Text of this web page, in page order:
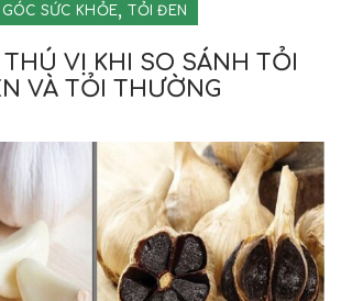
GÓC SỨC KHỎE, TỎI ĐEN
VỊ KHI SO SÁNH TỎI
VÀ TỎI THƯỜNG